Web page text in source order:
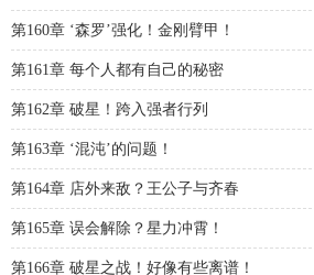
第160章 ‘森罗’强化！金刚臂甲！
第161章 每个人都有自己的秘密
第162章 破星！跨入强者行列
第163章 ‘混沌’的问题！
第164章 店外来敌？王公子与齐春
第165章 误会解除？星力冲霄！
第166章 破星之战！好像有些离谱！